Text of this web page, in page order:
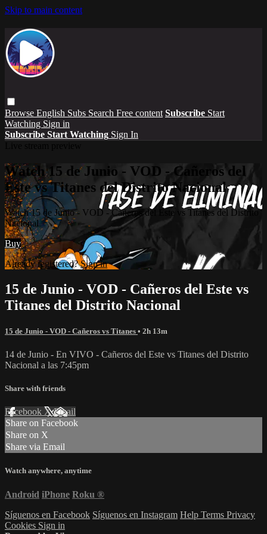
Skip to main content
Browse English Subs Search Free content Subscribe Start
Watching Sign in
Subscribe Start Watching Sign In
Watch 15 de Junio - VOD - Cañeros del
Este vs Titanes del Distrito Nacional
Watch 15 de Junio - VOD - Cañeros del Este vs Titanes del Distrito
Nacional
Buy
Already registered?Sign in
15 de Junio - VOD - Cañeros del Este vs
Titanes del Distrito Nacional
15 de Junio - VOD - Cañeros vs Titanes • 2h 13m
14 de Junio - En VIVO - Cañeros del Este vs Titanes del Distrito
Nacional a las 7:45pm
Share with friends
Facebook XEmail
Share on Facebook
Share on X
Share via Email
Watch anywhere, anytime
Android iPhone Roku ®
Síguenos en Facebook Síguenos en Instagram Help Terms Privacy
Cookies Sign in